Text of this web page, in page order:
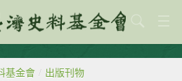
基金會 / 出版刊物